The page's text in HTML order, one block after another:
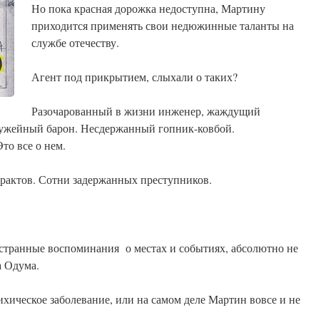
Но пока красная дорожка недоступна, Мартину
приходится применять свои недюжинные таланты на
службе отечеству.
Агент под прикрытием, слыхали о таких?
Разочарованный в жизни инженер, жаждущий
барон. Несдержанный гопник-ковбой.
все о нем.
Сотни задержанных преступников.
воспоминания о местах и событиях, абсолютно не
Одума.
заболевание, или на самом деле Мартин вовсе и не